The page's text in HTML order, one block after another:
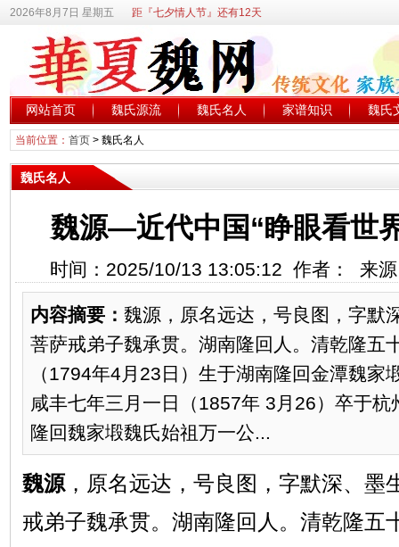
2026年8月7日 星期五 距『七夕情人节』还有12天
网站首页 魏氏源流 魏氏名人 家谱知识 魏氏
当前位置： 首页> 魏氏名人
魏氏名人
魏源—近代中国“睁眼看世
时间：2025/10/13 13:05:12 作者： 来
内容摘要： 魏源，原名远达，号良图，字默
菩萨戒弟子魏承贯。湖南隆回人。清乾隆五
（1794年4月23日）生于湖南隆回金潭魏家
咸丰七年三月一日（1857年 3月26）卒于
隆回魏家塅魏氏始祖万一公...
魏源，原名远达，号良图，字默深、墨
戒弟子魏承贯。湖南隆回人。清乾隆五